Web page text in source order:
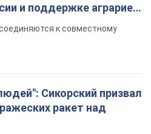
с помощью дрона по
море у Одессы:
российские террористы
по судну